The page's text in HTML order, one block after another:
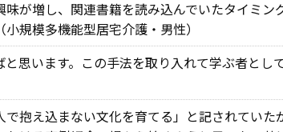
が増し、関連書籍を読み込んでいたタイミ
規模多機能型居宅介護・男性）
思います。この手法を取り入れて学ぶ者と
抱え込まない文化を育てる」と記されてい